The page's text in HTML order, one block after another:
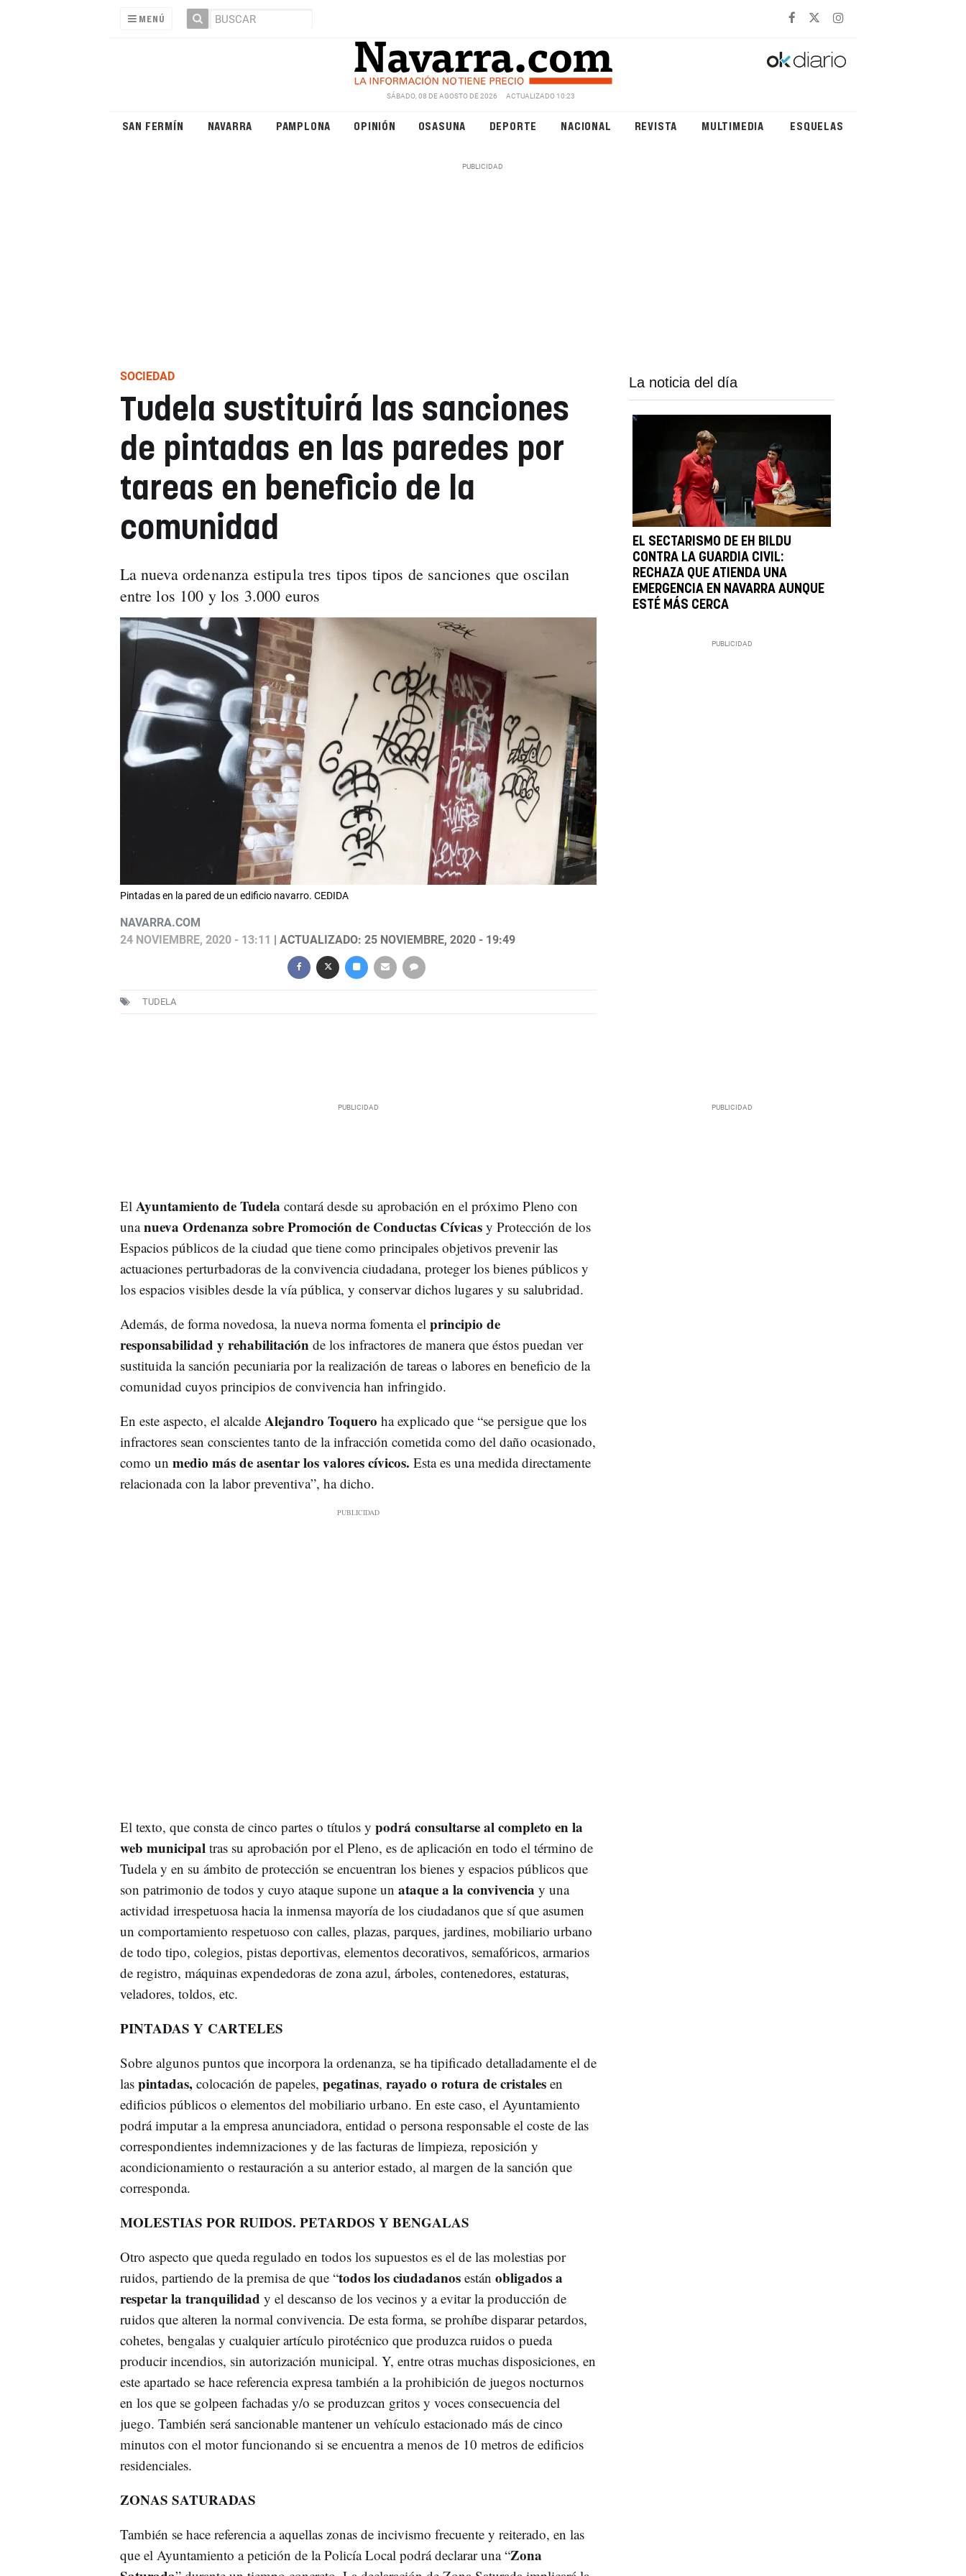
MENÚ
SÁBADO, 08 DE AGOSTO DE 2026 ACTUALIZADO 10:23
SAN FERMÍN NAVARRA PAMPLONA OPINIÓN OSASUNA DEPORTE NACIONAL REVISTA MULTIMEDIA ESQUELAS
SOCIEDAD
Tudela sustituirá las sanciones
de pintadas en las paredes por
tareas en beneficio de la
comunidad
La nueva ordenanza estipula tres tipos tipos de sanciones que oscilan
entre los 100 y los 3.000 euros
Pintadas en la pared de un edificio navarro. CEDIDA
NAVARRA.COM
24 NOVIEMBRE, 2020 - 13:11
| ACTUALIZADO: 25 NOVIEMBRE, 2020 - 19:49
TUDELA
La noticia del día
EL SECTARISMO DE EH BILDU
CONTRA LA GUARDIA CIVIL:
RECHAZA QUE ATIENDA UNA
EMERGENCIA EN NAVARRA AUNQUE
ESTÉ MÁS CERCA
ElAyuntamiento de Tudela contará desde su aprobación en el próximo Pleno con
unanueva Ordenanza sobre Promoción de Conductas Cívicasy Protección de los
Espacios públicos de la ciudad que tiene como principales objetivos prevenir las
actuaciones perturbadoras de la convivencia ciudadana, proteger los bienes públicos y
los espacios visibles desde la vía pública, y conservar dichos lugares y su salubridad.
Además, de forma novedosa, la nueva norma fomenta el principio de
responsabilidad y rehabilitación de los infractores de manera que éstos puedan ver
sustituida la sanción pecuniaria por la realización de tareas o labores en beneficio de la
comunidad cuyos principios de convivencia han infringido.
En este aspecto, el alcalde Alejandro Toquero ha explicado que “se persigue que los
infractores sean conscientes tanto de la infracción cometida como del daño ocasionado,
como un medio más de asentar los valores cívicos. Esta es una medida directamente
relacionada con la labor preventiva”, ha dicho.
El texto, que consta de cinco partes o títulos y podrá consultarse al completo en la
web municipal tras su aprobación por el Pleno, es de aplicación en todo el término de
Tudela y en su ámbito de protección se encuentran los bienes y espacios públicos que
son patrimonio de todos y cuyo ataque supone un ataque a la convivencia y una
actividad irrespetuosa hacia la inmensa mayoría de los ciudadanos que sí que asumen
un comportamiento respetuoso con calles, plazas, parques, jardines, mobiliario urbano
de todo tipo, colegios, pistas deportivas, elementos decorativos, semafóricos, armarios
de registro, máquinas expendedoras de zona azul, árboles, contenedores, estaturas,
veladores, toldos, etc.
PINTADAS Y CARTELES
Sobre algunos puntos que incorpora la ordenanza, se ha tipificado detalladamente el de
las pintadas, colocación de papeles, pegatinas, rayado o rotura de cristalesen
edificios públicos o elementos del mobiliario urbano. En este caso, el Ayuntamiento
podrá imputar a la empresa anunciadora, entidad o persona responsable el coste de las
correspondientes indemnizaciones y de las facturas de limpieza, reposición y
acondicionamiento o restauración a su anterior estado, al margen de la sanción que
corresponda.
MOLESTIAS POR RUIDOS. PETARDOS Y BENGALAS
Otro aspecto que queda regulado en todos los supuestos es el de las molestias por
ruidos, partiendo de la premisa de que “todos los ciudadanos están obligados a
respetar la tranquilidad y el descanso de los vecinos y a evitar la producción de
ruidos que alteren la normal convivencia. De esta forma, se prohíbe disparar petardos,
cohetes, bengalas y cualquier artículo pirotécnico que produzca ruidos o pueda
producir incendios, sin autorización municipal. Y, entre otras muchas disposiciones, en
este apartado se hace referencia expresa también a la prohibición de juegos nocturnos
en los que se golpeen fachadas y/o se produzcan gritos y voces consecuencia del
juego. También será sancionable mantener un vehículo estacionado más de cinco
minutos con el motor funcionando si se encuentra a menos de 10 metros de edificios
residenciales.
ZONAS SATURADAS
También se hace referencia a aquellas zonas de incivismo frecuente y reiterado, en las
que el Ayuntamiento a petición de la Policía Local podrá declarar una “Zona